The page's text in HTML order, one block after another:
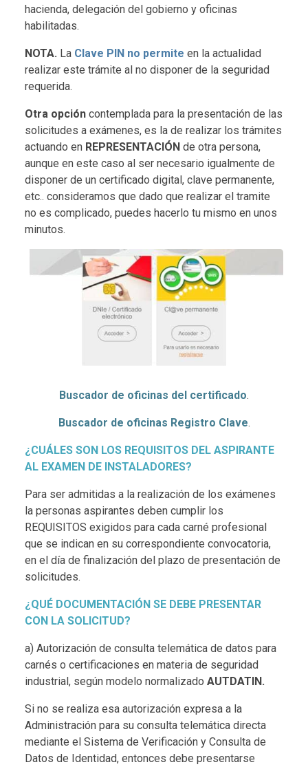
hacienda, delegación del gobierno y oficinas
habilitadas.
NOTA. La Clave PIN no permite en la actualidad
realizar este trámite al no disponer de la seguridad
requerida.
Otra opción contemplada para la presentación de las
solicitudes a exámenes, es la de realizar los trámites
actuando en REPRESENTACIÓN de otra persona,
aunque en este caso al ser necesario igualmente de
disponer de un certificado digital, clave permanente,
etc.. consideramos que dado que realizar el tramite
no es complicado, puedes hacerlo tu mismo en unos
minutos.
Buscador de oficinas del certificado.
Buscador de oficinas Registro Clave.
¿CUÁLES SON LOS REQUISITOS DEL ASPIRANTE
AL EXAMEN DE INSTALADORES?
Para ser admitidas a la realización de los exámenes
la personas aspirantes deben cumplir los
REQUISITOS exigidos para cada carné profesional
que se indican en su correspondiente convocatoria,
en el día de finalización del plazo de presentación de
solicitudes.
¿QUÉ DOCUMENTACIÓN SE DEBE PRESENTAR
CON LA SOLICITUD?
a) Autorización de consulta telemática de datos para
carnés o certificaciones en materia de seguridad
industrial, según modelo normalizado AUTDATIN.
Si no se realiza esa autorización expresa a la
Administración para su consulta telemática directa
mediante el Sistema de Verificación y Consulta de
Datos de Identidad, entonces debe presentarse